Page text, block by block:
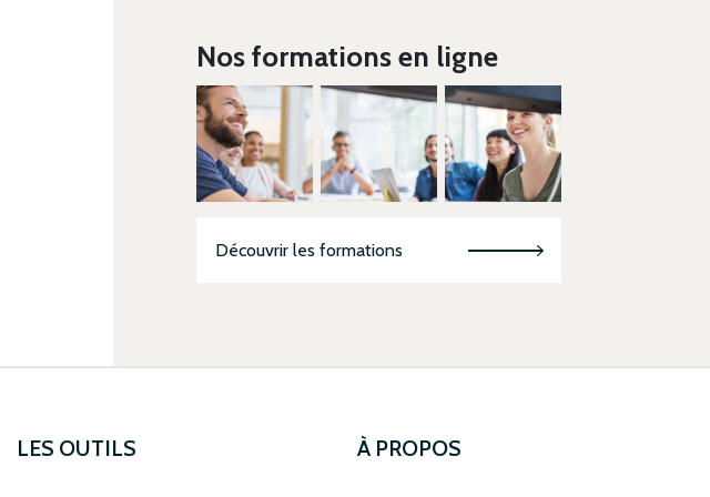
Nos formations en ligne
Découvrir les formations
LES OUTILS À PROPOS